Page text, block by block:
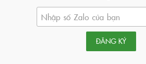
ĐĂNG KÝ